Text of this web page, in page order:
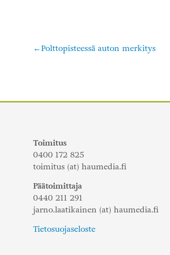
Artikkelien
Polttopisteessä auton merkitys
Toimitus
0400 172 825
toimitus (at) haumedia.fi
Päätoimittaja
0440 211 291
jarno.laatikainen (at) haumedia.fi
Tietosuojaseloste